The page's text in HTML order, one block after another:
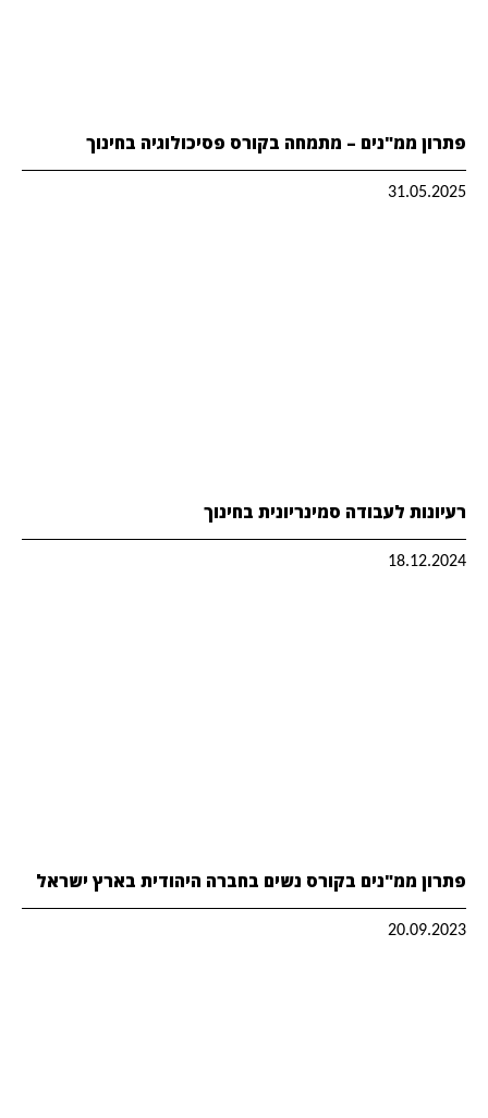
פתרון ממ"נים – מתמחה בקורס פסיכולוגיה בחינוך
31.05.2025
רעיונות לעבודה סמינריונית בחינוך
18.12.2024
פתרון ממ"נים בקורס נשים בחברה היהודית בארץ ישראל
20.09.2023